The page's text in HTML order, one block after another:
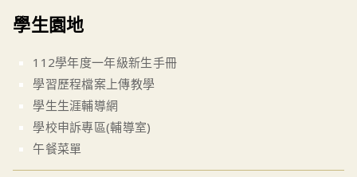
學生園地
112學年度一年級新生手冊
學習歷程檔案上傳教學
學生生涯輔導網
學校申訴專區(輔導室)
午餐菜單